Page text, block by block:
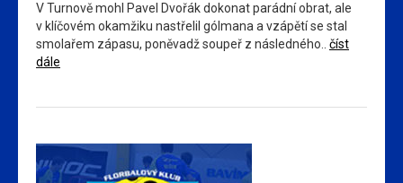
V Turnově mohl Pavel Dvořák dokonat parádní obrat, ale
v klíčovém okamžiku nastřelil gólmana a vzápětí se stal
smolařem zápasu, poněvadž soupeř z následného.. číst
dále